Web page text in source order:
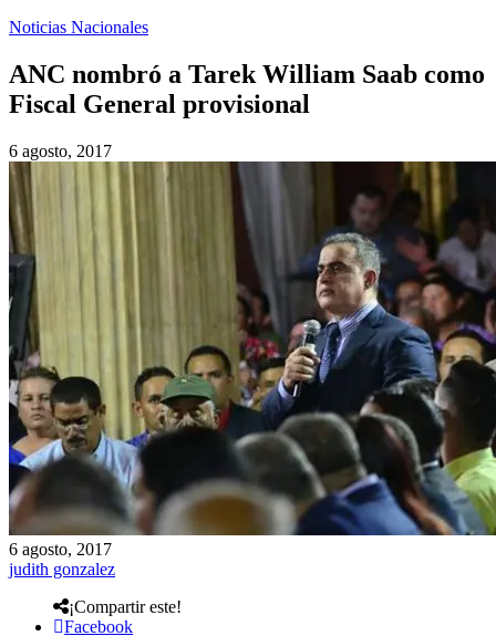
Noticias Nacionales
ANC nombró a Tarek William Saab como
Fiscal General provisional
6 agosto, 2017
6 agosto, 2017
judith gonzalez
¡Compartir este!
Facebook